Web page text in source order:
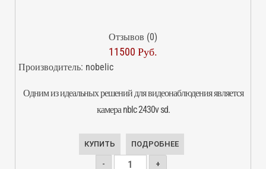
Отзывов (0)
11500 Руб.
Производитель: nobelic
Одним из идеальных решений для видеонаблюдения является
камера nblc 2430v sd.
КУПИТЬ ПОДРОБНЕЕ
- +